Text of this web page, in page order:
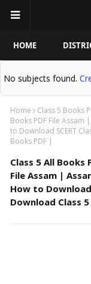
HOME
No subjects found.
Home Class 5 Books
Books PDF File Assam
to Download SCERT
Books PDF |
Class 5 All Books
File Assam |
How to Download
Download Class